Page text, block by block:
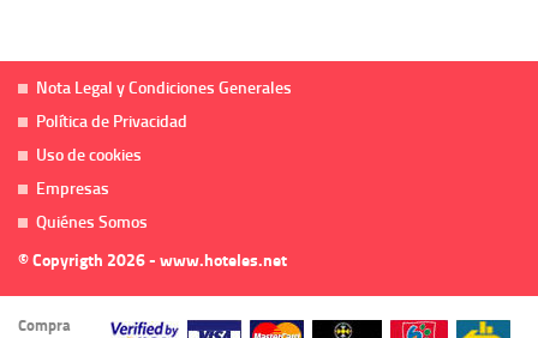
Nota Legal y Condiciones Generales
Política de Privacidad
Uso de cookies
Empresas
Quiénes Somos
© Copyrigth 2026 - www.hoteles.net
Compra